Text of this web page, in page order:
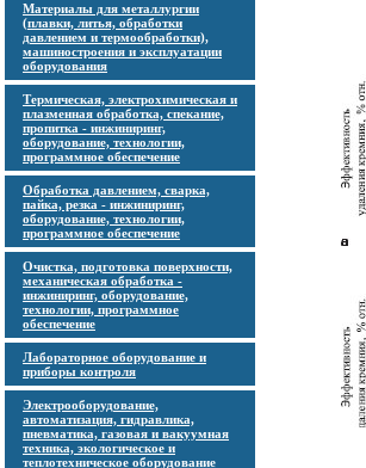
Материалы для металлургии
(плавки, литья, обработки
давлением и термообработки),
машиностроения и эксплуатации
оборудования
Термическая, электрохимическая и
плазменная обработка, спекание,
пропитка - инжиниринг,
оборудование, технологии,
программное обеспечение
Обработка давлением, сварка,
пайка, резка - инжиниринг,
оборудование, технологии,
программное обеспечение
Очистка, подготовка поверхности,
механическая обработка -
инжиниринг, оборудование,
технологии, программное
обеспечение
Лабораторное оборудование и
приборы контроля
Электрооборудование,
автоматизация, гидравлика,
пневматика, газовая и вакуумная
техника, экологическое и
теплотехническое оборудование